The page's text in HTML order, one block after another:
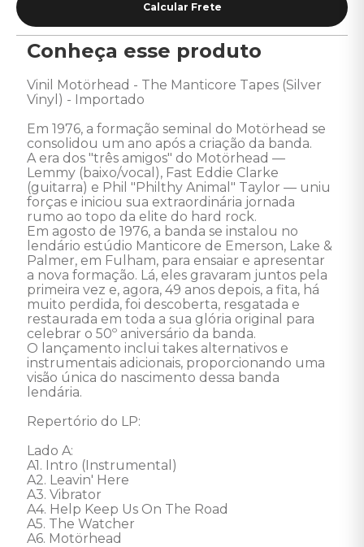
Conheça esse produto
Vinil Motörhead - The Manticore Tapes (Silver
Vinyl) - Importado
Em 1976, a formação seminal do Motörhead se
consolidou um ano após a criação da banda.
A era dos "três amigos" do Motörhead —
Lemmy (baixo/vocal), Fast Eddie Clarke
(guitarra) e Phil "Philthy Animal" Taylor — uniu
forças e iniciou sua extraordinária jornada
rumo ao topo da elite do hard rock.
Em agosto de 1976, a banda se instalou no
lendário estúdio Manticore de Emerson, Lake &
Palmer, em Fulham, para ensaiar e apresentar
a nova formação. Lá, eles gravaram juntos pela
primeira vez e, agora, 49 anos depois, a fita, há
muito perdida, foi descoberta, resgatada e
restaurada em toda a sua glória original para
celebrar o 50º aniversário da banda.
O lançamento inclui takes alternativos e
instrumentais adicionais, proporcionando uma
visão única do nascimento dessa banda
lendária.
Repertório do LP:
Lado A:
A1. Intro (Instrumental)
A2. Leavin' Here
A3. Vibrator
A4. Help Keep Us On The Road
A5. The Watcher
A6. Motörhead